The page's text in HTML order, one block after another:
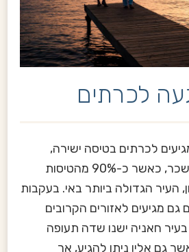
לכרתים
לכרתים בטיסה ישירה,
סדירה או טיסת שכר, כאשר כ-90% מהטיסות
העיר הגדולה ביותר באי. בעקבות
גם מגיעים לאזורים הקרובים
חאניה ישנו שדה תעופה
גם אליו ניתן להגיע, אך